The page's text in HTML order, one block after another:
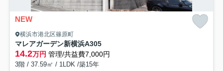
NEW
横浜市港北区篠原町
マレアガーデン新横浜A305
14.2万円 管理/共益費7,000円
3階 / 37.59㎡ / 1LDK /築15年